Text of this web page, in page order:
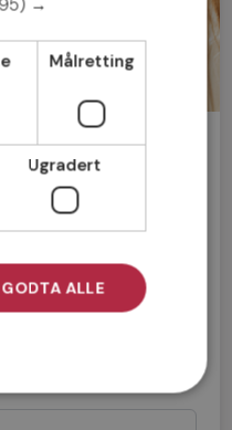
Kvinne
→
Målretting
Ugradert
GODTA ALLE